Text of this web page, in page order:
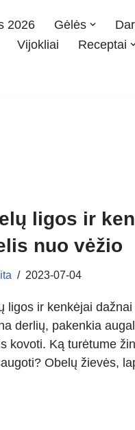
2026 Gėlės
Vijokliai Receptai
ligos ir
nuo vėžio
2023-07-04
ligos ir kenkėjai
derlių, pakenkia
kovoti. Ką turėtume
Obelų žievės,